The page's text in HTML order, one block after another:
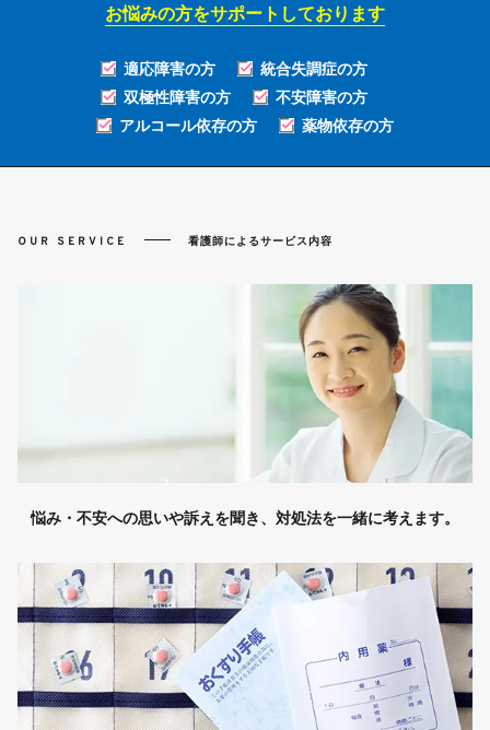
お悩みの方をサポートしております
適応障害の方
統合失調症の方
双極性障害の方
不安障害の方
アルコール依存の方
薬物依存の方
OUR SERVICE 看護師によるサービス内容
悩み・不安への思いや訴えを聞き、対処法を一緒に考えます。